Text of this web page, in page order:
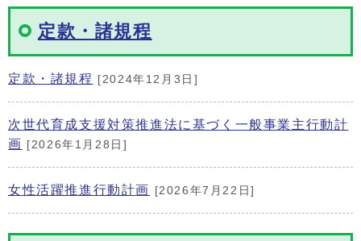
定款・諸規程
定款・諸規程 [2024年12月3日]
次世代育成支援対策推進法に基づく一般事業主行動計
画 [2026年1月28日]
女性活躍推進行動計画 [2026年7月22日]